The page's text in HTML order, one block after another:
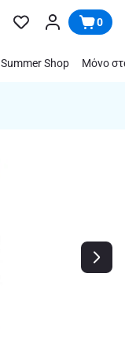
0
Summer Shop Μόνο